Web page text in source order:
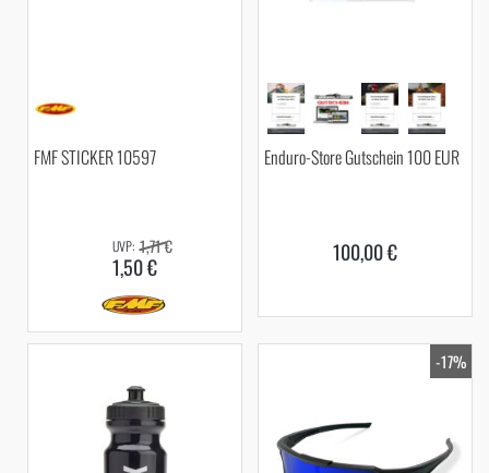
FMF STICKER 10597
1,50 €
1,71 €
Enduro-Store Gutschein 100 EUR
100,00 €
-17%